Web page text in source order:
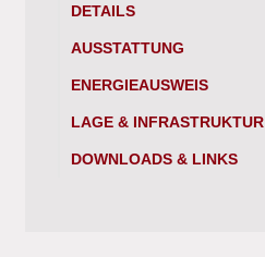
DETAILS
AUSSTATTUNG
ENERGIEAUSWEIS
LAGE & INFRASTRUKTUR
DOWNLOADS & LINKS